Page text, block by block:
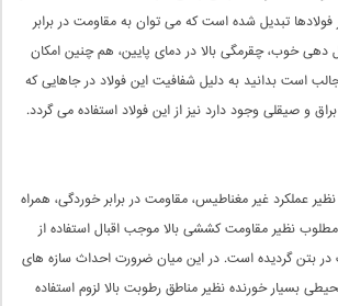
تبدیل شده است که می توان به مقاومت در برابر
خوب، چقرمگی بالا در دمای پایین، هم چنین امکان
است بدانید به دلیل شفافیت این فولاد در جاهایی که
و صیقلی وجود دارد نیز از این فولاد استفاده می گردد.
عملکرد غیر مغناطیس، مقاومت در برابر خوردگی، همراه
نظیر مقاومت کششی بالا موجب اقبال استفاده از
در بتن گردیده است. در این میان ضرورت احداث سازه های
بسیار خورنده نظیر مناطق رطوبت بالا لزوم استفاده